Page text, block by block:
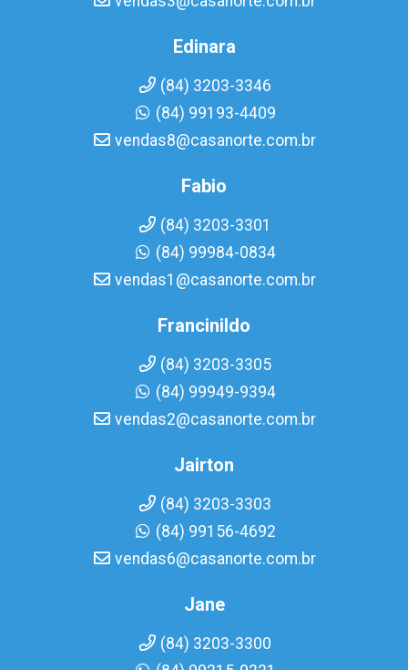
Edinara
(84) 3203-3346
(84) 99193-4409
vendas8@casanorte.com.br
Fabio
(84) 3203-3301
(84) 99984-0834
vendas1@casanorte.com.br
Francinildo
(84) 3203-3305
(84) 99949-9394
vendas2@casanorte.com.br
Jairton
(84) 3203-3303
(84) 99156-4692
vendas6@casanorte.com.br
Jane
(84) 3203-3300